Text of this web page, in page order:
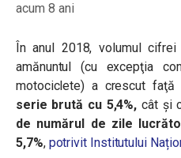
acum 8 ani
În anul 2018, volumul
amănuntul (cu excepţia
motociclete) a crescut faţă
serie brută cu 5,4%,cât şi
de numărul de zile
5,7%, potrivit Institutului